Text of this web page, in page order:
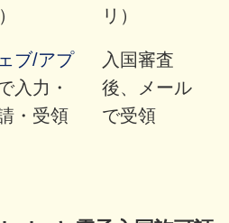
リ）
ブ/アプ
入力・
・受領
入国審査
後、メール
で受領